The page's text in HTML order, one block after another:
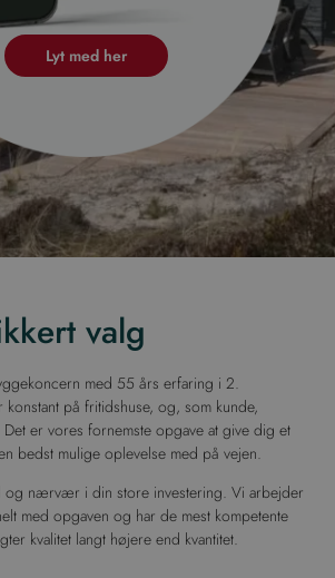
Lyt med her
valg
med 55 års erfaring i 2.
på fritidshuse, og, som kunde,
er vores fornemste opgave at give dig et
bedst mulige oplevelse med på vejen.
og nærvær i din store investering. Vi arbejder
med opgaven og har de mest kompetente
kvalitet langt højere end kvantitet.